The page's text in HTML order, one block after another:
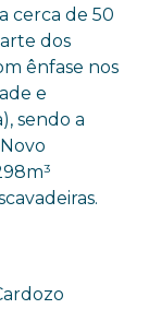
cerca de 50
dos
ênfase nos
e
sendo a